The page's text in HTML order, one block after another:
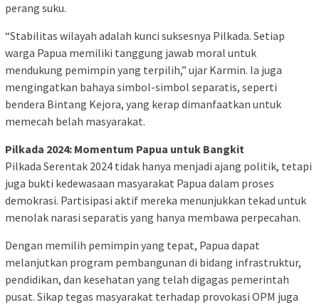
perang suku.
“Stabilitas wilayah adalah kunci suksesnya Pilkada. Setiap
warga Papua memiliki tanggung jawab moral untuk
mendukung pemimpin yang terpilih,” ujar Karmin. Ia juga
mengingatkan bahaya simbol-simbol separatis, seperti
bendera Bintang Kejora, yang kerap dimanfaatkan untuk
memecah belah masyarakat.
Pilkada 2024: Momentum Papua untuk Bangkit
Pilkada Serentak 2024 tidak hanya menjadi ajang politik, tetapi
juga bukti kedewasaan masyarakat Papua dalam proses
demokrasi. Partisipasi aktif mereka menunjukkan tekad untuk
menolak narasi separatis yang hanya membawa perpecahan.
Dengan memilih pemimpin yang tepat, Papua dapat
melanjutkan program pembangunan di bidang infrastruktur,
pendidikan, dan kesehatan yang telah digagas pemerintah
pusat. Sikap tegas masyarakat terhadap provokasi OPM juga